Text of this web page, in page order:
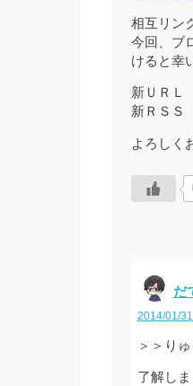
相互リン
今回、ブ
けると幸
新ＵＲ
新ＲＳＳ
よろしく
だ
2014/01/
＞＞り
了解しま